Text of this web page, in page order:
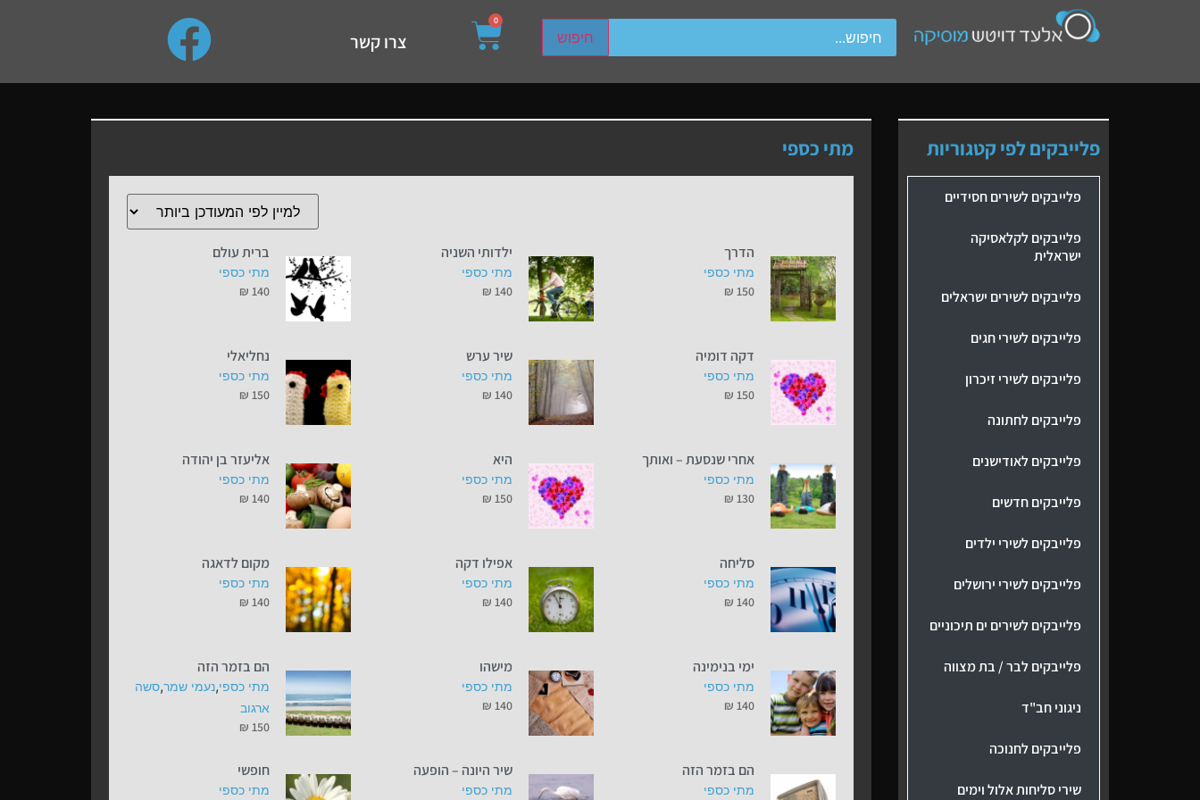
חיפוש
up and down arrows to review and enter to go to the desired page. Touch device users, explore by touch or with swipe gestures.
0
צרו קשר
פלייבקים לפי קטגוריות
פלייבקים לשירים חסידיים
פלייבקים לקלאסיקה
ישראלית
פלייבקים לשירים ישראלים
פלייבקים לשירי חגים
פלייבקים לשירי זיכרון
פלייבקים לחתונה
פלייבקים לאודישנים
פלייבקים חדשים
פלייבקים לשירי ילדים
פלייבקים לשירי ירושלים
פלייבקים לשירים ים תיכוניים
פלייבקים לבר / בת מצווה
ניגוני חב"ד
פלייבקים לחנוכה
שירי סליחות אלול וימים
מתי כספי
הדרך
מתי כספי
₪ 150
ילדותי השניה
מתי כספי
₪ 140
ברית עולם
מתי כספי
₪ 140
דקה דומיה
מתי כספי
₪ 150
שיר ערש
מתי כספי
₪ 140
נחליאלי
מתי כספי
₪ 150
אחרי שנסעת – ואותך
מתי כספי
₪ 130
היא
מתי כספי
₪ 150
אליעזר בן יהודה
מתי כספי
₪ 140
סליחה
מתי כספי
₪ 140
אפילו דקה
מתי כספי
₪ 140
מקום לדאגה
מתי כספי
₪ 140
ימי בנימינה
מתי כספי
₪ 140
מישהו
מתי כספי
₪ 140
הם בזמר הזה
מתי כספי,נעמי שמר,סשה
ארגוב
₪ 150
הם בזמר הזה
מתי כספי
שיר היונה – הופעה
מתי כספי
חופשי
מתי כספי